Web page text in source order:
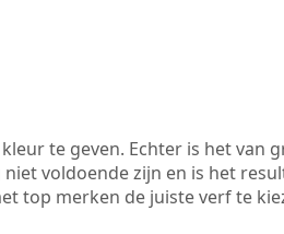
te geven. Echter is het van
voldoende zijn en is het
top merken de juiste verf te